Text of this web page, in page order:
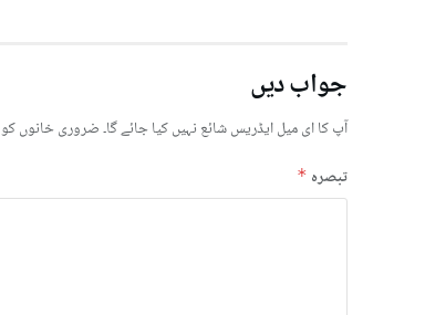
جواب دیں
آپ کا ای میل ایڈریس شائع نہیں کیا جائے گا۔ضروری خانوں کو
تبصرہ *